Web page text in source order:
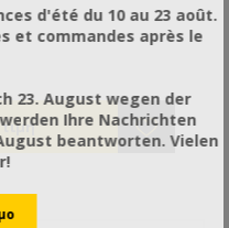
d'été du 10 au 23 août.
et commandes après le
23. August wegen der
Ihre Nachrichten
beantworten. Vielen